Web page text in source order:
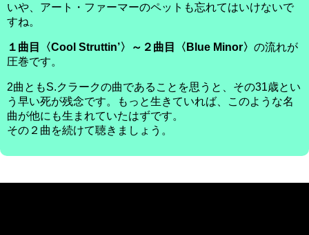
いや、アート・ファーマーのペットも忘れてはいけないで
すね。
１曲目〈Cool Struttin’〉～２曲目〈Blue Minor〉 の流れが
圧巻です。
2曲ともS.クラークの曲であることを思うと、その31歳とい
う早い死が残念です。もっと生きていれば、このような名
曲が他にも生まれていたはずです。
その２曲を続けて聴きましょう。